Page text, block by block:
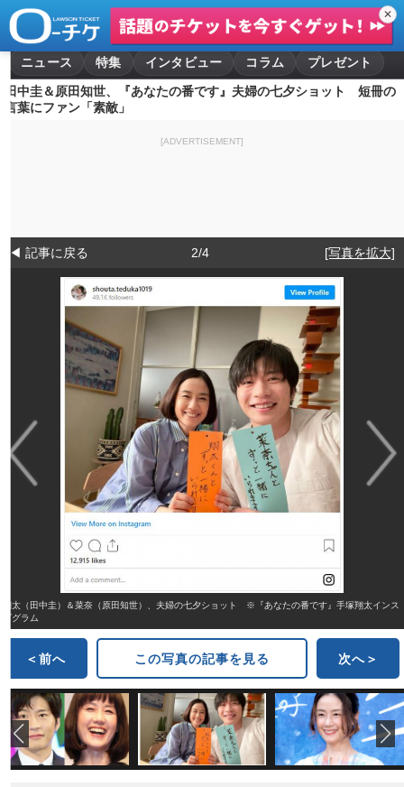
✕
ニュース 特集 インタビュー コラム
プレゼント
田中圭＆原田知世、『あなたの番です』夫婦の七夕ショット 短冊の
言葉にファン「素敵」
[ADVERTISEMENT]
◀ 記事に戻る 2/4 [写真を拡大]
翔太（田中圭）＆菜奈（原田知世）、夫婦の七夕ショット ※『あなたの番です』手塚翔太インス
ダグラム
＜前へ この写真の記事を見る 次へ＞